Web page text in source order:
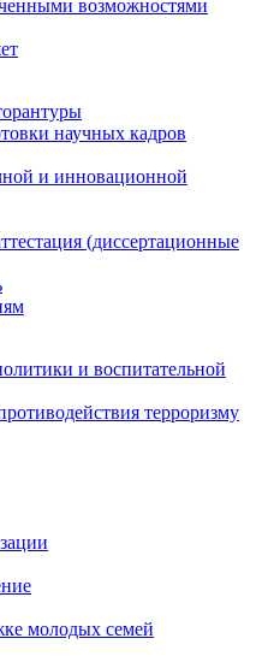
возможностями
научных кадров
и инновационной
(диссертационные
и воспитательной
терроризму
молодых семей